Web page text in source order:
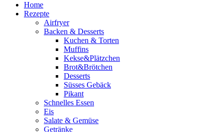
Home
Rezepte
Airfryer
Backen & Desserts
Kuchen & Torten
Muffins
Kekse&Plätzchen
Brot&Brötchen
Desserts
Süsses Gebäck
Pikant
Schnelles Essen
Eis
Salate & Gemüse
Getränke